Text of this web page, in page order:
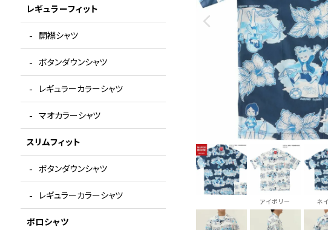
レギュラーフィット
開襟シャツ
ボタンダウンシャツ
レギュラーカラーシャツ
マオカラーシャツ
スリムフィット
ボタンダウンシャツ
レギュラーカラーシャツ
ポロシャツ
アイボリー ネ